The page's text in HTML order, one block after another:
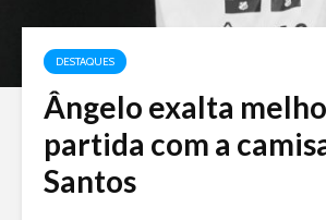
DESTAQUES
Ângelo exalta
partida com a
Santos